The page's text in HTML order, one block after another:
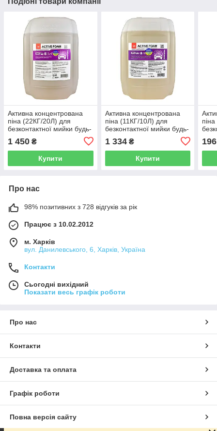
Активна концентрована
піна (22КГ/20Л) для
безконтактної мийки будь-
жорсткій воді
1 450 ₴
Купити
Активна концентрована
піна (11КГ/10Л) для
безконтактної мийки будь-
жорсткій воді
1 334₴
Купити
196
Про нас
98% позитивних з 728 відгуків за рік
Працює з 10.02.2012
м. Харків
вул. Данилевського, 6, Харків, Україна
Контакти
Сьогодні вихідний
Показати весь графік роботи
Про нас
Контакти
Доставка та оплата
Графік роботи
Повна версія сайту